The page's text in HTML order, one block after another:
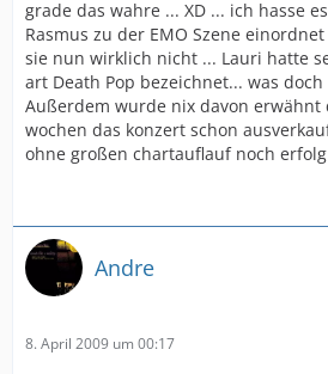
grade das wahre ... XD ... ich hasse
Rasmus zu der EMO Szene
sie nun wirklich nicht ... Lauri hatte
art Death Pop bezeichnet... was
Außerdem wurde nix davon erwähnt
wochen das konzert schon
ohne großen chartauflauf noch
Andre
8. April 2009 um 00:17